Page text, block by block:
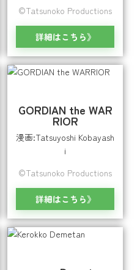
©Tatsunoko Productions
詳細はこちら
GORDIAN the WAR
RIOR
漫画:Tatsuyoshi Kobayash
i
©Tatsunoko Productions
詳細はこちら